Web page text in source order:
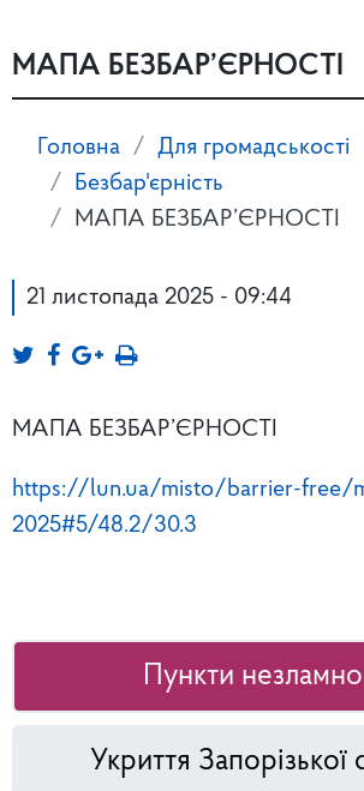
МАПА БЕЗБАР’ЄРНОСТІ
Головна
Для громадськості
Безбар'єрність
МАПА БЕЗБАР’ЄРНОСТІ
21 листопада 2025 - 09:44
МАПА БЕЗБАР’ЄРНОСТІ
https://lun.ua/misto/barrier-free/
2025#5/48.2/30.3
Пункти
Укриття Запорізької